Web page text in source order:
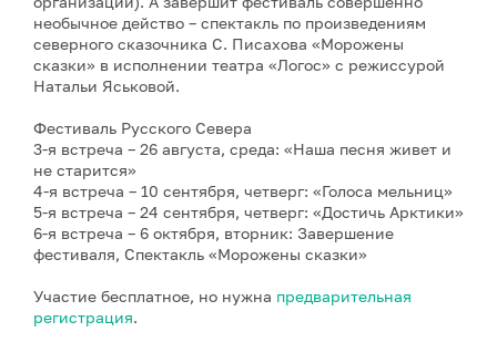
необычное действо – спектакль по произведениям
северного сказочника С. Писахова «Морожены
сказки» в исполнении театра «Логос» с режиссурой
Натальи Яськовой.
Фестиваль Русского Севера
3-я встреча – 26 августа, среда: «Наша песня живет и
не старится»
4-я встреча – 10 сентября, четверг: «Голоса мельниц»
5-я встреча – 24 сентября, четверг: «Достичь Арктики»
6-я встреча – 6 октября, вторник: Завершение
фестиваля, Спектакль «Морожены сказки»
Участие бесплатное, но нужна предварительная
регистрация.